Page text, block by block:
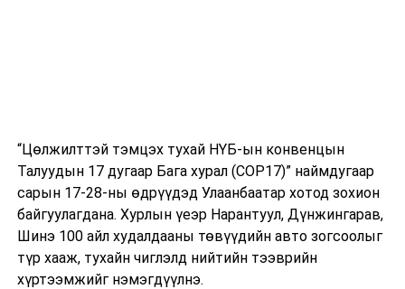
“Цөлжилттэй тэмцэх тухай НҮБ-ын конвенцын
Талуудын 17 дугаар Бага хурал (COP17)” наймдугаар
сарын 17-28-ны өдрүүдэд Улаанбаатар хотод зохион
байгуулагдана. Хурлын үеэр Нарантуул, Дүнжингарав,
Шинэ 100 айл худалдааны төвүүдийн авто зогсоолыг
түр хааж, тухайн чиглэлд нийтийн тээврийн
хүртээмжийг нэмэгдүүлнэ.